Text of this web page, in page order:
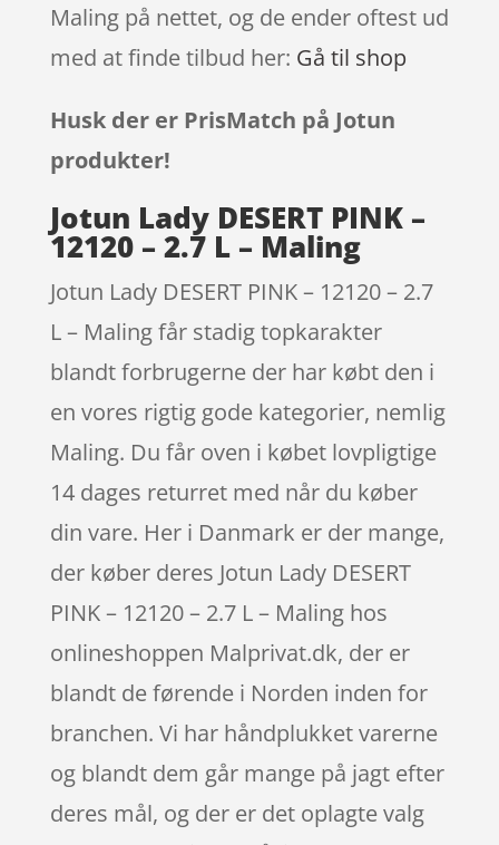
Maling på nettet, og de ender oftest ud
med at finde tilbud her: Gå til shop
Husk der er PrisMatch på Jotun
produkter!
Jotun Lady DESERT PINK –
12120 – 2.7 L – Maling
Jotun Lady DESERT PINK – 12120 – 2.7
L – Maling får stadig topkarakter
blandt forbrugerne der har købt den i
en vores rigtig gode kategorier, nemlig
Maling. Du får oven i købet lovpligtige
14 dages returret med når du køber
din vare. Her i Danmark er der mange,
der køber deres Jotun Lady DESERT
PINK – 12120 – 2.7 L – Maling hos
onlineshoppen Malprivat.dk, der er
blandt de førende i Norden inden for
branchen. Vi har håndplukket varerne
og blandt dem går mange på jagt efter
deres mål, og der er det oplagte valg